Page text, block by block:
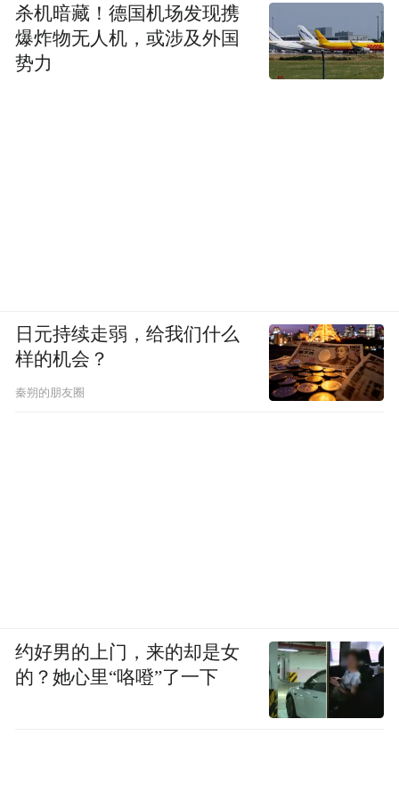
杀机暗藏！德国机场发现携
爆炸物无人机，或涉及外国
势力
日元持续走弱，给我们什么
样的机会？
秦朔的朋友圈
约好男的上门，来的却是女
的？她心里“咯噔”了一下